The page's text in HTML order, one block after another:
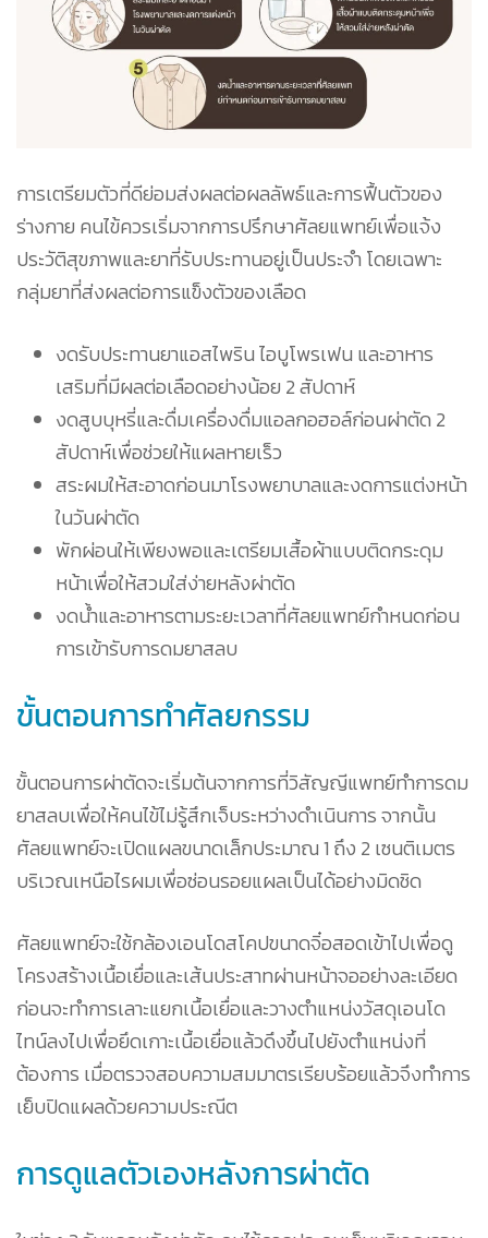
การเตรียมตัวที่ดีย่อมส่งผลต่อผลลัพธ์และการฟื้นตัวของ
ร่างกาย คนไข้ควรเริ่มจากการปรึกษาศัลยแพทย์เพื่อแจ้ง
ประวัติสุขภาพและยาที่รับประทานอยู่เป็นประจำ โดยเฉพาะ
กลุ่มยาที่ส่งผลต่อการแข็งตัวของเลือด
งดรับประทานยาแอสไพริน ไอบูโพรเฟน และอาหาร
เสริมที่มีผลต่อเลือดอย่างน้อย 2 สัปดาห์
งดสูบบุหรี่และดื่มเครื่องดื่มแอลกอฮอล์ก่อนผ่าตัด 2
สัปดาห์เพื่อช่วยให้แผลหายเร็ว
สระผมให้สะอาดก่อนมาโรงพยาบาลและงดการแต่งหน้า
ในวันผ่าตัด
พักผ่อนให้เพียงพอและเตรียมเสื้อผ้าแบบติดกระดุม
หน้าเพื่อให้สวมใส่ง่ายหลังผ่าตัด
งดน้ำและอาหารตามระยะเวลาที่ศัลยแพทย์กำหนดก่อน
การเข้ารับการดมยาสลบ
ขั้นตอนการทำศัลยกรรม
ขั้นตอนการผ่าตัดจะเริ่มต้นจากการที่วิสัญญีแพทย์ทำการดม
ยาสลบเพื่อให้คนไข้ไม่รู้สึกเจ็บระหว่างดำเนินการ จากนั้น
ศัลยแพทย์จะเปิดแผลขนาดเล็กประมาณ 1 ถึง 2 เซนติเมตร
บริเวณเหนือไรผมเพื่อซ่อนรอยแผลเป็นได้อย่างมิดชิด
ศัลยแพทย์จะใช้กล้องเอนโดสโคปขนาดจิ๋อสอดเข้าไปเพื่อดู
โครงสร้างเนื้อเยื่อและเส้นประสาทผ่านหน้าจออย่างละเอียด
ก่อนจะทำการเลาะแยกเนื้อเยื่อและวางตำแหน่งวัสดุเอนโด
ไทน์ลงไปเพื่อยึดเกาะเนื้อเยื่อแล้วดึงขึ้นไปยังตำแหน่งที่
ต้องการ เมื่อตรวจสอบความสมมาตรเรียบร้อยแล้วจึงทำการ
เย็บปิดแผลด้วยความประณีต
การดูแลตัวเองหลังการผ่าตัด